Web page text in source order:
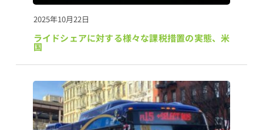
2025年10月22日
ライドシェアに対する様々な課税措置の実態、米
国